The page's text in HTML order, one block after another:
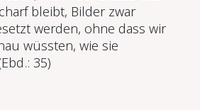
bleibt, Bilder zwar
werden, ohne dass wir
wüssten, wie sie
35)